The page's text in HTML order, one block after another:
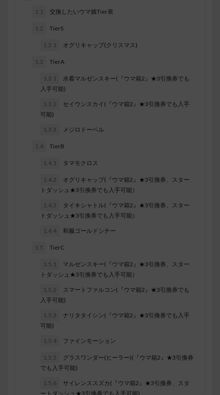
1.1 交換したいウマ娘Tier表
1.2 TierS
1.2.1 オグリキャップ(クリスマス)
1.3 TierA
1.3.1
水着マルゼンスキー(『ウマ箱2』★3引換券でも
入手可能)
1.3.2
セイウンスカイ(『ウマ箱2』★3引換券でも入手
可能)
1.3.3 メジロドーベル
1.4 TierB
1.4.1 タマモクロス
1.4.2
オグリキャップ(『ウマ箱2』★3引換券、スター
トダッシュ★3引換券でも入手可能）
1.4.3
タイキシャトル(『ウマ箱2』★3引換券、スター
トダッシュ★3引換券でも入手可能）
1.4.4 和服ゴールドシチー
1.5 TierC
1.5.1
マルゼンスキー(『ウマ箱2』★3引換券、スター
トダッシュ★3引換券でも入手可能）
1.5.2
スマートファルコン(『ウマ箱2』★3引換券でも
入手可能)
1.5.3
ナリタタイシン(『ウマ箱2』★3引換券でも入手
可能)
1.5.4 ファインモーション
1.5.5
グラスワンダー(ヒーラー)(『ウマ箱2』★3引換券
でも入手可能)
1.5.6
サイレンススズカ(『ウマ箱2』★3引換券、スタ
ートダッシュ★3引換券でも入手可能)